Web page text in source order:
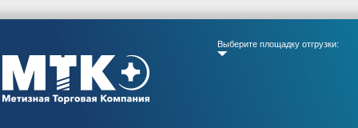
Выберите площадку отгрузки: